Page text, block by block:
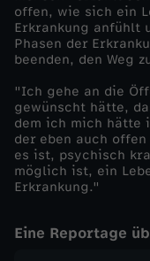
l
d
o
k
u
s
offen, wie sich ein
Erkrankung anfühlt
Phasen der
beenden, den Weg
"Ich gehe an die
gewünscht hätte,
dem ich mich hätte
der eben auch
es ist, psychisch
möglich ist, ein
Erkrankung."
Eine Reportage